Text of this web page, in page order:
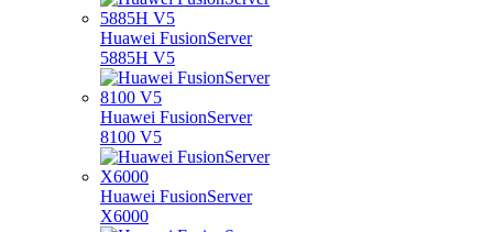
Huawei FusionServer
5885H V5
Huawei FusionServer
8100 V5
Huawei FusionServer
X6000